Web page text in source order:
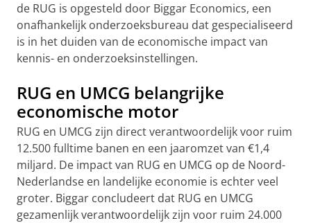
de RUG is opgesteld door Biggar Economics, een
onafhankelijk onderzoeksbureau dat gespecialiseerd
is in het duiden van de economische impact van
kennis- en onderzoeksinstellingen.
RUG en UMCG belangrijke
economische motor
RUG en UMCG zijn direct verantwoordelijk voor ruim
12.500 fulltime banen en een jaaromzet van €1,4
miljard. De impact van RUG en UMCG op de Noord-
Nederlandse en landelijke economie is echter veel
groter. Biggar concludeert dat RUG en UMCG
gezamenlijk verantwoordelijk zijn voor ruim 24.000